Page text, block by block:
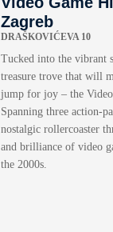
Zagreb
DRAŠKOVIĆEVA 10
Tucked into the vibrant
treasure trove that will
jump for joy – the
Spanning three action-
nostalgic rollercoaster
and brilliance of video
the 2000s.